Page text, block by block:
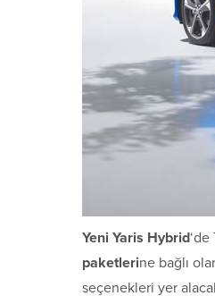
Yeni Yaris Hybrid
paketlerine bağlı
seçenekleri yer